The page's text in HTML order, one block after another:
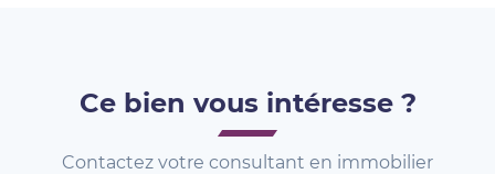
Ce bien vous intéresse ?
Contactez votre consultant en immobilier